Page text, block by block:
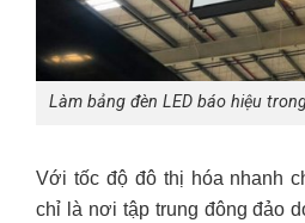
Làm bảng đèn LED báo hiệu
Với tốc độ đô thị hóa nhanh
chỉ là nơi tập trung đông đảo